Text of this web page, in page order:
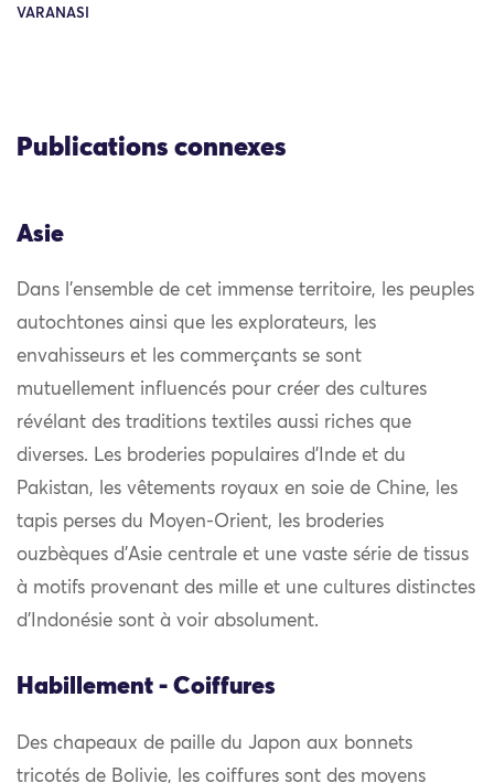
VARANASI
Publications connexes
Asie
Dans l’ensemble de cet immense territoire, les peuples
autochtones ainsi que les explorateurs, les
envahisseurs et les commerçants se sont
mutuellement influencés pour créer des cultures
révélant des traditions textiles aussi riches que
diverses. Les broderies populaires d’Inde et du
Pakistan, les vêtements royaux en soie de Chine, les
tapis perses du Moyen-Orient, les broderies
ouzbèques d’Asie centrale et une vaste série de tissus
à motifs provenant des mille et une cultures distinctes
d’Indonésie sont à voir absolument.
Habillement - Coiffures
Des chapeaux de paille du Japon aux bonnets
tricotés de Bolivie, les coiffures sont des moyens